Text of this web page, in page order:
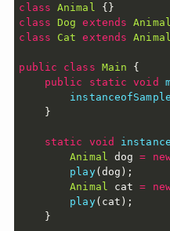
class Animal {}
class
Dog extends Animal
class
Cat extends Animal
public class Main
{
public
static void
instanceofSample
}
static void
Animal
dog =
play(dog ) ;
Animal
cat =
play( cat ) ;
}